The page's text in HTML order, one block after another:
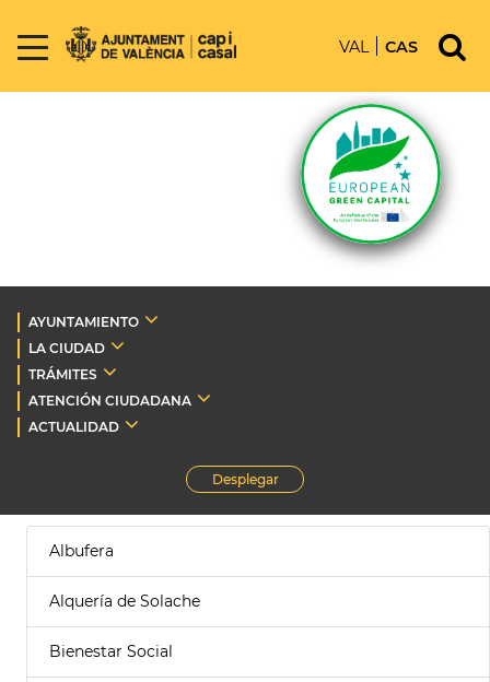
VAL CAS
AYUNTAMIENTO
LA CIUDAD
TRÁMITES
ATENCIÓN CIUDADANA
ACTUALIDAD
Desplegar
Albufera
Alquería de Solache
Bienestar Social